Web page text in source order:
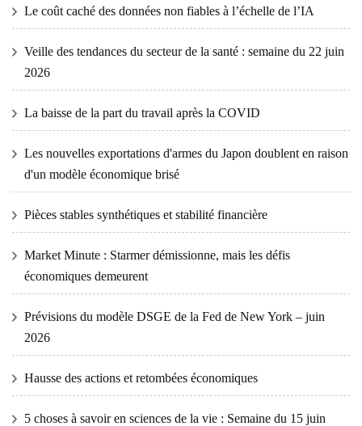
Le coût caché des données non fiables à l’échelle de l’IA
Veille des tendances du secteur de la santé : semaine du 22 juin
2026
La baisse de la part du travail après la COVID
Les nouvelles exportations d'armes du Japon doublent en raison
d'un modèle économique brisé
Pièces stables synthétiques et stabilité financière
Market Minute : Starmer démissionne, mais les défis
économiques demeurent
Prévisions du modèle DSGE de la Fed de New York – juin
2026
Hausse des actions et retombées économiques
5 choses à savoir en sciences de la vie : Semaine du 15 juin